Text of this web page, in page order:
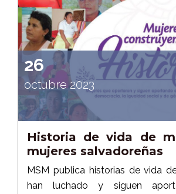
26
octubre 2023
Historia de vida de
mujeres salvadoreñas
MSM publica historias de vida
han luchado y siguen